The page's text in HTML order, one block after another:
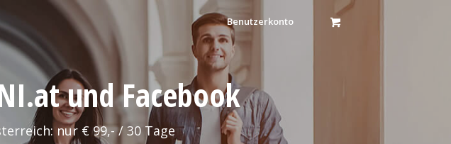
Benutzerkonto
und Facebook
nur € 99,- / 30 Tage